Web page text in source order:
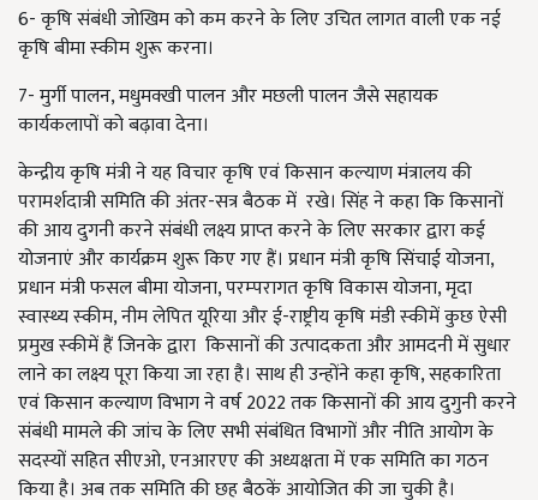
6- कृषि संबंधी जोखिम को कम करने के लिए उचित लागत वाली एक नई
कृषि बीमा स्‍कीम शुरू करना।
7- मुर्गी पालन, मधुमक्खी पालन और मछली पालन जैसे सहायक
कार्यकलापों को बढ़ावा देना।
केन्द्रीय कृषि मंत्री ने यह विचार कृषि एवं किसान कल्‍याण मंत्रालय की
परामर्शदात्री समिति की अंतर-सत्र बैठक में रखे। सिंह ने कहा कि किसानों
की आय दुगनी करने संबंधी लक्ष्य प्राप्‍त करने के लिए सरकार द्वारा कई
योजनाएं और कार्यक्रम शुरू किए गए हैं। प्रधान मंत्री कृषि सिंचाई योजना,
प्रधान मंत्री फसल बीमा योजना, परम्‍परागत कृषि विकास योजना, मृदा
स्वास्थ्य स्‍कीम, नीम लेपित यूरिया और ई-राष्ट्रीय कृषि मंडी स्‍कीमें कुछ ऐसी
प्रमुख स्‍कीमें हैं जिनके द्वारा किसानों की उत्पादकता और आमदनी में सुधार
लाने का लक्ष्य पूरा किया जा रहा है। साथ ही उन्होंने कहा कृषि, सहकारिता
एवं किसान कल्याण विभाग ने वर्ष 2022 तक किसानों की आय दुगुनी करने
संबंधी मामले की जांच के लिए सभी संबंधित विभागों और नीति आयोग के
सदस्‍यों सहित सीएओ, एनआरएए की अध्यक्षता में एक समिति का गठन
किया है। अब तक समिति की छह बैठकें आयोजित की जा चुकी है।